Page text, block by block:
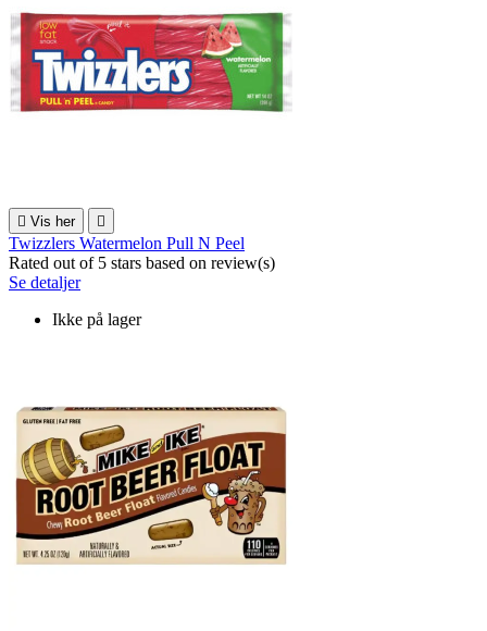
 Vis her 
Twizzlers Watermelon Pull N Peel
Rated out of 5 stars based on review(s)
Se detaljer
Ikke på lager